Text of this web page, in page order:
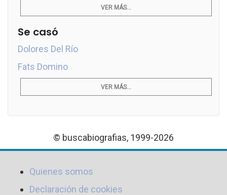
VER MÁS...
Se casó
Dolores Del Río
Fats Domino
VER MÁS...
© buscabiografias, 1999-2026
Quienes somos
Declaración de cookies